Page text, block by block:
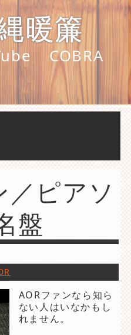
暖簾
COBRA
／ピアソ
盤
AORファンなら知ら
ない人はいなかもし
れません。